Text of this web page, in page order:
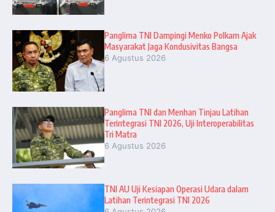
Panglima TNI Dampingi Menko Polkam Ajak
Masyarakat Jaga Kondusivitas Bangsa
6 Agustus 2026
Panglima TNI dan Menhan Tinjau Latihan
Terintegrasi TNI 2026, Uji Interoperabilitas
Tri Matra
6 Agustus 2026
TNI AU Uji Kesiapan Operasi Udara dalam
Latihan Terintegrasi TNI 2026